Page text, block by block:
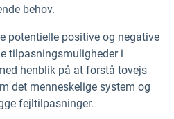
behov.
potentielle positive og negative
tilpasningsmuligheder i
henblik på at forstå tovejs
det menneskelige system og
fejltilpasninger.